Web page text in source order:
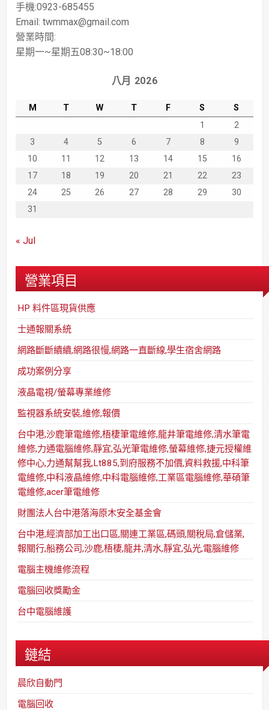
手機:0923-685455
Email: twmmax@gmail.com
營業時間:
星期一~星期五08:30~18:00
八月 2026
M T W T F S
S
1
2
3
4 5 6 7 8
9
10
11 12 13 14 15
16
17
18 19 20 21 22
23
24
25 26 27 28 29
30
31
« Jul
營業項目
HP 料件區現貨供應
士通報關系統
網路斷斷續續,網路很慢,網路一直斷線,學生宿舍網路
成功案例分享
液晶電視/螢幕專業維修
監視器系統安裝,維修,報價
台中港,沙鹿筆電維修,梧棲筆電維修,龍井筆電維修,清水筆電
維修,力通電腦維修,靜宜,弘光筆電維修,螢幕維修,捷元授權維
修中心,力通幫幫我,Lt885,到府服務不加價,資料救援,中科筆
電維修,中科液晶維修,中科電腦維修,工業區電腦維修,華碩筆
電維修,acer筆電維修
財團法人台中港落海原木安全基金會
台中港,經濟部加工出口區,關連工業區,碼頭,關稅局,倉儲業,
報關行,船務公司,沙鹿,梧棲,龍井,清水,靜宜,弘光,電腦維修
電腦主機維修流程
電腦回收獎勵金
台中電腦維護
鏈結
晨欣自動門
電腦回收